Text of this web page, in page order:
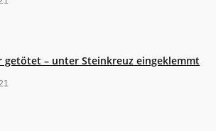
getötet – unter Steinkreuz eingeklemmt